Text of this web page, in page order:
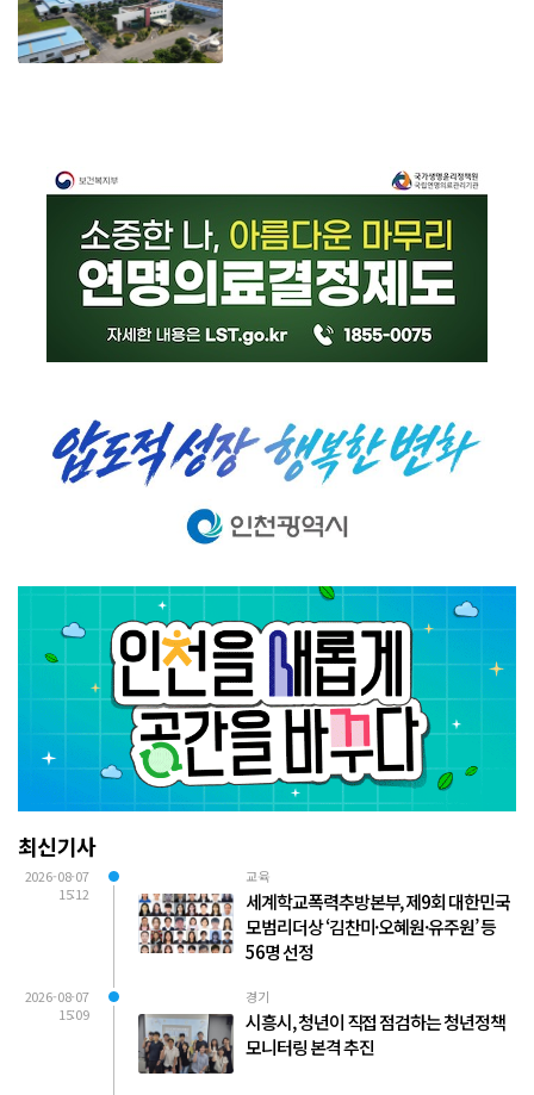
최신기사
2026-08-07
15:12
교육
세계학교폭력추방본부, 제9회 대한민국
모범리더상 ‘김찬미·오혜원·유주원’ 등
56명 선정
2026-08-07
15:09
경기
시흥시, 청년이 직접 점검하는 청년정책
모니터링 본격 추진